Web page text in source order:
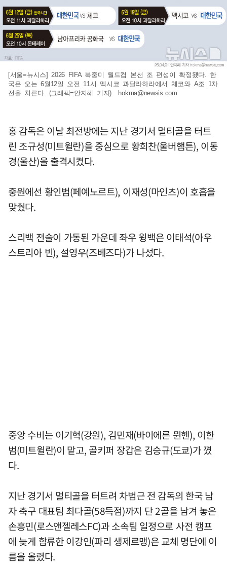
[서울=뉴시스] 2026 FIFA 북중미 월드컵 본선 조 편성이 확정됐다. 한
국은 오는 6월12일 오전 11시 멕시코 과달라하라에서 체코와 A조 1차
전을 치른다. (그래픽=안지혜 기자)
hokma@newsis.com
홍 감독은 이날 최전방에는 지난 경기서 멀티골을 터트
린 조규성(미트윌란)을 중심으로 황희찬(울버햄튼), 이동
경(울산)을 출격시켰다.
중원에선 황인범(페예노르트), 이재성(마인츠)이 호흡을
맞췄다.
스리백 전술이 가동된 가운데 좌우 윙백은 이태석(아우
스트리아 빈), 설영우(즈베즈다)가 나섰다.
중앙 수비는 이기혁(강원), 김민재(바이에른 뮌헨), 이한
범(미트윌란)이 맡고, 골키퍼 장갑은 김승규(도쿄)가 꼈
다.
지난 경기서 멀티골을 터트려 차범근 전 감독의 한국 남
자 축구 대표팀 최다골(58득점)까지 단 2골을 남겨 놓은
손흥민(로스앤젤레스FC)과 소속팀 일정으로 사전 캠프
에 늦게 합류한 이강인(파리 생제르맹)은 교체 명단에 이
름을 올렸다.